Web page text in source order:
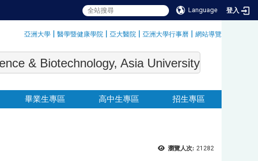
Language 登入
亞洲大學 | 醫學暨健康學院 | 亞大醫院 | 亞洲大學行事曆 | 網站導覽
& Biotechnology, Asia University
:::
畢業生專區 高中生專區 招生專區
瀏覽人次: 21282